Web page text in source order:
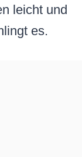
leicht und
es.